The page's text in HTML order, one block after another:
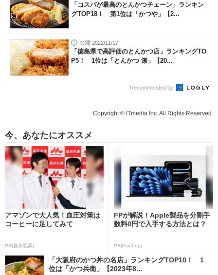
「コスパが最高のとんかつチェーン」ランキン
グTOP18！ 第1位は「かつや」【2...
公開 2022/11/17
「徳島県で高評価のとんかつ店」ランキングTO
P5！ 1位は「とんかつ 潦」【20...
Recommended by
Copyright © ITmedia Inc. All Rights Reserved.
今、あなたにオススメ
アマゾンで大人気！血圧対策は
コーヒーに足してみて
PR(森永乳業)
FPが解説！Apple製品を分割手
数料0円で入手する方法とは？
PR(Fav-Log)
「大阪府のかつ丼の名店」ランキングTOP10！ 1
位は「かつ兵衛」【2023年8...